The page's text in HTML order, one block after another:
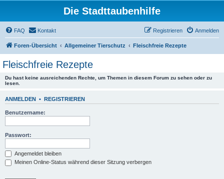
Die Stadttaubenhilfe
FAQ Kontakt Anmelden
Registrieren
Foren-Übersicht Allgemeiner Tierschutz Fleischfreie Rezepte
Fleischfreie Rezepte
Du hast keine ausreichenden Rechte, um Themen in diesem Forum zu sehen oder zu
lesen.
ANMELDEN • REGISTRIEREN
Benutzername:
Passwort:
Angemeldet bleiben
Meinen Online-Status während dieser Sitzung verbergen